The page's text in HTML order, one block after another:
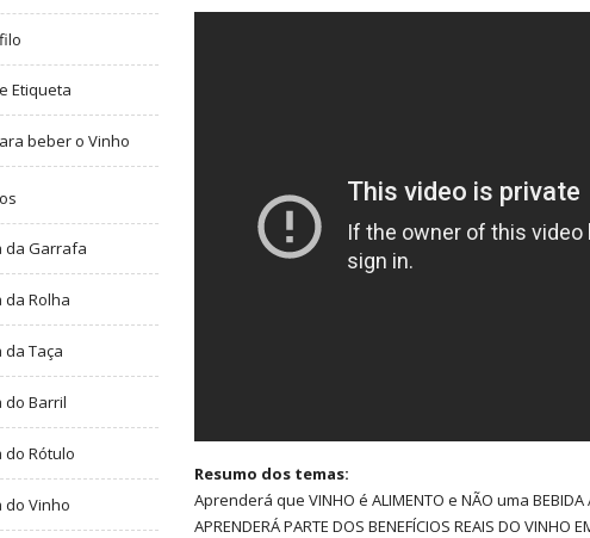
Resumo dos temas:
Aprenderá que VINHO é ALIMENTO e NÃO uma BEBIDA
APRENDERÁ PARTE DOS BENEFÍCIOS REAIS DO VINHO
Etiqueta
beber o Vinho
da Garrafa
da Rolha
da Taça
do Barril
do Rótulo
do Vinho